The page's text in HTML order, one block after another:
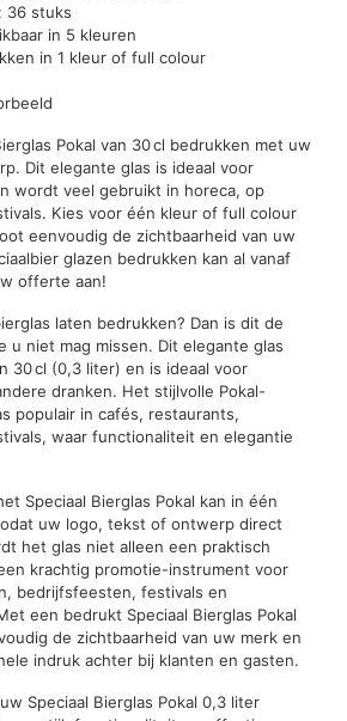
36 stuks
in 5 kleuren
in 1 kleur of full colour
Pokal van 30 cl bedrukken met uw
Dit elegante glas is ideaal voor
wordt veel gebruikt in horeca, op
Kies voor één kleur of full colour
eenvoudig de zichtbaarheid van uw
glazen bedrukken kan al vanaf
offerte aan!
laten bedrukken? Dan is dit de
u niet mag missen. Dit elegante glas
30 cl (0,3 liter) en is ideaal voor
dranken. Het stijlvolle Pokal-
populair in cafés, restaurants,
waar functionaliteit en elegantie
Speciaal Bierglas Pokal kan in één
uw logo, tekst of ontwerp direct
het glas niet alleen een praktisch
krachtig promotie-instrument voor
bedrijfsfeesten, festivals en
een bedrukt Speciaal Bierglas Pokal
de zichtbaarheid van uw merk en
indruk achter bij klanten en gasten.
Speciaal Bierglas Pokal 0,3 liter